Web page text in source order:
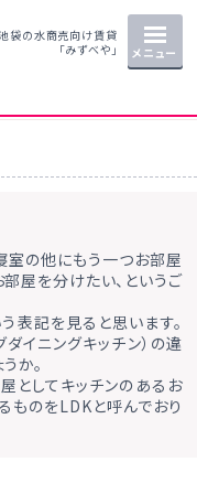
袋の水商売向け賃貸
「みずべや」
メニュー
の他にもう一つお部屋
屋を分けたい、というご
表記を見ると思います。
ダイニングキッチン）の違
か。
としてキッチンのあるお
ものをLDKと呼んでおり